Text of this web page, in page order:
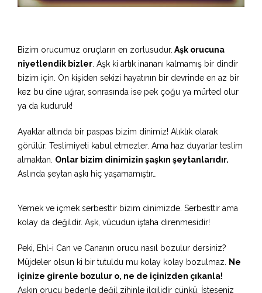
Bizim orucumuz oruçların en zorlusudur. Aşk orucuna
niyetlendik bizler . Aşk ki artık inananı kalmamış bir dindir
bizim için. On kişiden sekizi hayatının bir devrinde en az bir
kez bu dine uğrar, sonrasında ise pek çoğu ya mürted olur
ya da kuduruk!
Ayaklar altında bir paspas bizim dinimiz! Alıklık olarak
görülür. Teslimiyeti kabul etmezler. Ama haz duyarlar teslim
almaktan. Onlar bizim dinimizin şaşkın şeytanlarıdır.
Aslında şeytan aşkı hiç yaşamamıştır…
Yemek ve içmek serbesttir bizim dinimizde. Serbesttir ama
kolay da değildir. Aşk, vücudun iştaha direnmesidir!
Peki, Ehl-i Can ve Cananın orucu nasıl bozulur dersiniz?
Müjdeler olsun ki bir tutuldu mu kolay kolay bozulmaz.
Ne
içinize girenle bozulur o, ne de içinizden çıkanla!
Aşkın orucu bedenle değil zihinle ilgilidir çünkü. İsteseniz